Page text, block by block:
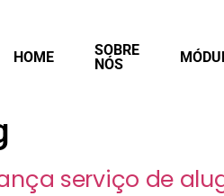
HOME
SOBRE
NÓS
serviço de